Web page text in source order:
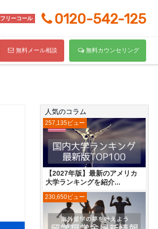
フリーコール 0120-542-125
無料メール相談 無料カウンセリング
人気のコラム
【2027年版】最新のアメリカ
大学ランキングを紹介...
257,135ビュー
230,650ビュー